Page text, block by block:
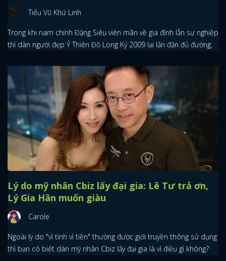
Tiểu Vũ Khứ Linh
Trong khi nam chính Đặng Siêu viên mãn về gia đình lẫn sự nghiệp
thì dàn người đẹp Ỷ Thiên Đồ Long Ký 2009 lại lận đận đủ đường.
Lý do mỹ nhân Cbiz lấy đại gia: Lê Tư trả ơn,
Lý Gia Hân muốn giàu
Carole
Ngoài lý do "vì tình vì tiền" thường được giới truyền thông sử dụng
thì bạn có biết dàn mỹ nhân Cbiz lấy đại gia là vì điều gì không?